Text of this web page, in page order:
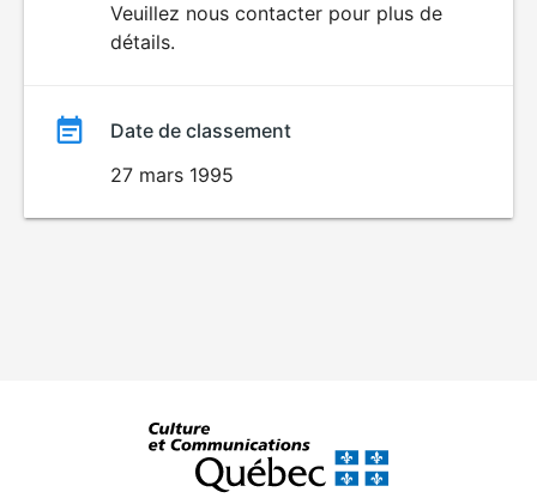
Veuillez nous contacter pour plus de
détails.
Date de classement
27 mars 1995